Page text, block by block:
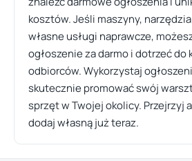
kosztów. Jeśli maszyny,
własne usługi naprawcze,
ogłoszenie za darmo i dotrzeć do
odbiorców. Wykorzystaj
skutecznie promować swój
sprzęt w Twojej okolicy. Przejrzyj
dodaj własną już teraz.